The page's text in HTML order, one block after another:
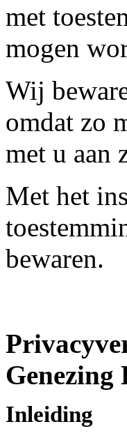
met
mogen
Wij
omdat zo
met u aan
Met het
bewaren.
Genezing
Inleiding